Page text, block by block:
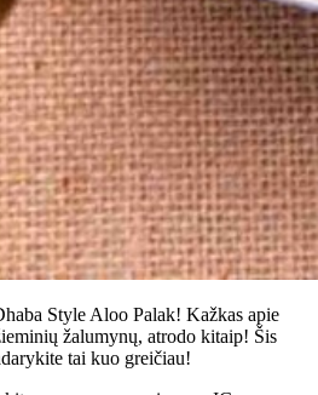
Style Aloo Palak! Kažkas apie
žalumynų, atrodo kitaip! Šis
tai kuo greičiau!